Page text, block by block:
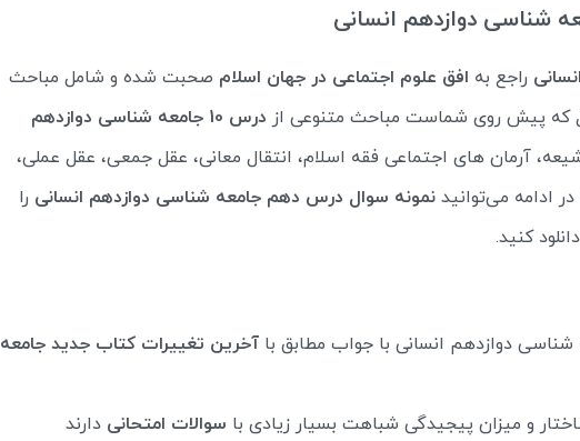
راجع به افق علوم اجتماعی در جهان اسلام صحبت شده و شامل مباحث
که پیش روی شماست مباحث متنوعی از
درس 10 جامعه شناسی دوازدهم
آرمان های اجتماعی فقه اسلام، انتقال معانی، عقل جمعی، عقل عملی،
ادامه می‌توانید نمونه سوال درس دهم جامعه شناسی دوازدهم انسانی را
دانلود کنید.
آخرین تغییرات کتاب جدید جامعه
و میزان پیجیدگی شباهت بسیار زیادی با سوالات امتحانی دارند